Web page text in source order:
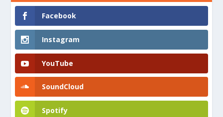
Facebook
Instagram
YouTube
SoundCloud
Spotify